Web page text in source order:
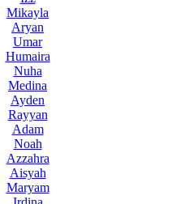
Mikayla
Aryan
Umar
Humaira
Nuha
Medina
Ayden
Rayyan
Adam
Noah
Azzahra
Aisyah
Maryam